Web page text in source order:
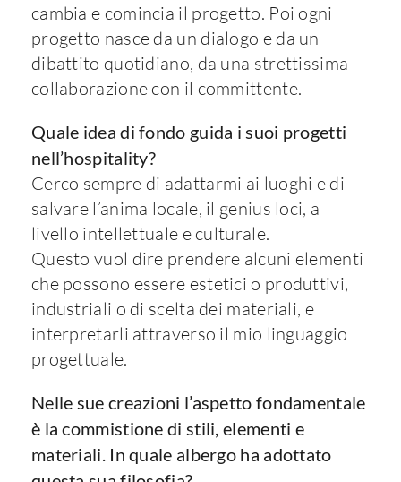
cambia e comincia il progetto. Poi ogni
progetto nasce da un dialogo e da un
dibattito quotidiano, da una strettissima
collaborazione con il committente.
Quale idea di fondo guida i suoi progetti
nell’hospitality?
Cerco sempre di adattarmi ai luoghi e di
salvare l’anima locale, il genius loci, a
livello intellettuale e culturale.
Questo vuol dire prendere alcuni elementi
che possono essere estetici o produttivi,
industriali o di scelta dei materiali, e
interpretarli attraverso il mio linguaggio
progettuale.
Nelle sue creazioni l’aspetto fondamentale
è la commistione di stili, elementi e
materiali. In quale albergo ha adottato